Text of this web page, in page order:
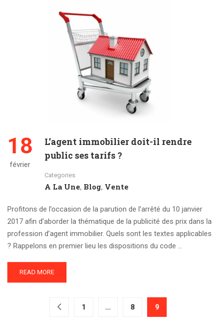
18
février
L’agent immobilier doit-il rendre
public ses tarifs ?
Categories
A La Une, Blog, Vente
Profitons de l’occasion de la parution de l’arrêté du 10 janvier
2017 afin d’aborder la thématique de la publicité des prix dans la
profession d’agent immobilier. Quels sont les textes applicables
? Rappelons en premier lieu les dispositions du code …
READ MORE
1 … 8 9